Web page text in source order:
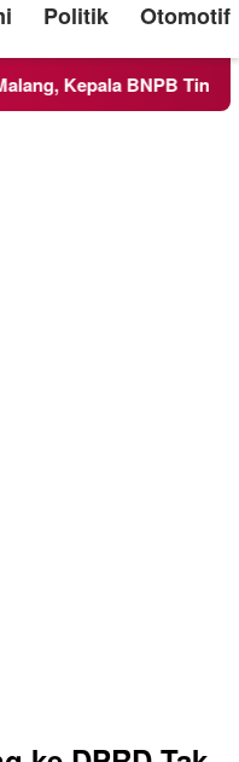
Politik Otomotif
BNPB Tinjau Langsung